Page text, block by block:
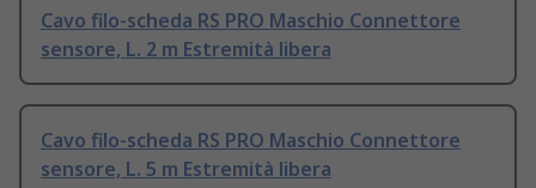
Cavo filo-scheda RS PRO Maschio Connettore
sensore, L. 2 m Estremità libera
Cavo filo-scheda RS PRO Maschio Connettore
sensore, L. 5 m Estremità libera